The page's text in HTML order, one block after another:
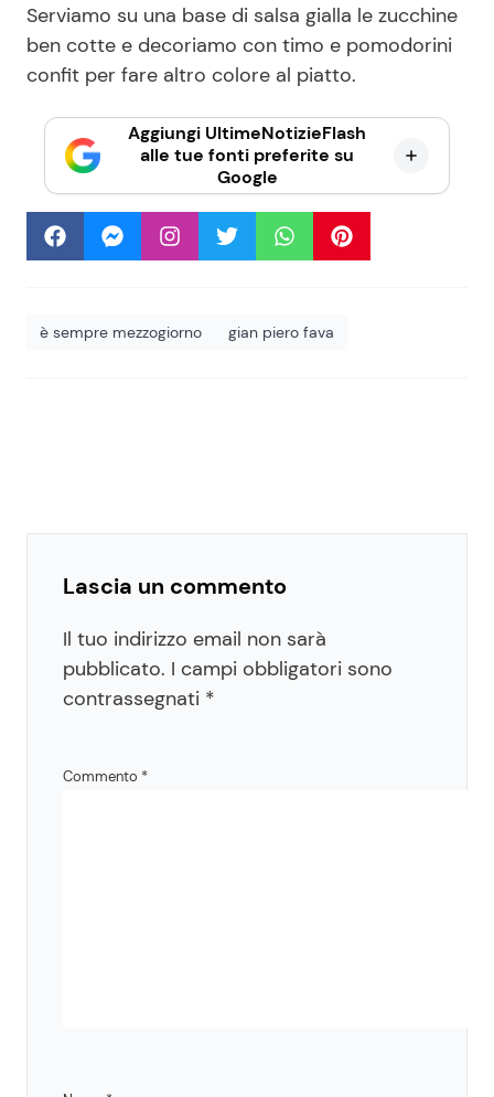
Serviamo su una base di salsa gialla le zucchine
ben cotte e decoriamo con timo e pomodorini
confit per fare altro colore al piatto.
Aggiungi UltimeNotizieFlash
alle tue fonti preferite su
Google
è sempre mezzogiorno gian piero fava
Lascia un commento
Il tuo indirizzo email non sarà
pubblicato. I campi obbligatori sono
contrassegnati *
Commento *